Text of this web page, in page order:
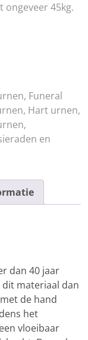
45kg.
, Funeral
, Hart urnen,
,
en
dan 40 jaar
materiaal dan
de hand
het
vloeibaar